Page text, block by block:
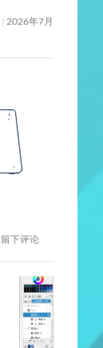
2026年7月
留下评论